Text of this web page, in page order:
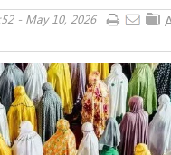
- May 10, 2026